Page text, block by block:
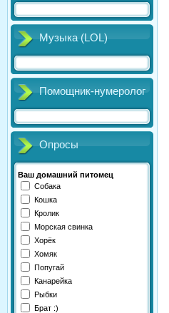
Музыка (LOL)
Помощник-нумеролог
Опросы
Ваш домашний питомец
Собака
Кошка
Кролик
Морская свинка
Хорёк
Хомяк
Попугай
Канарейка
Рыбки
Брат :)